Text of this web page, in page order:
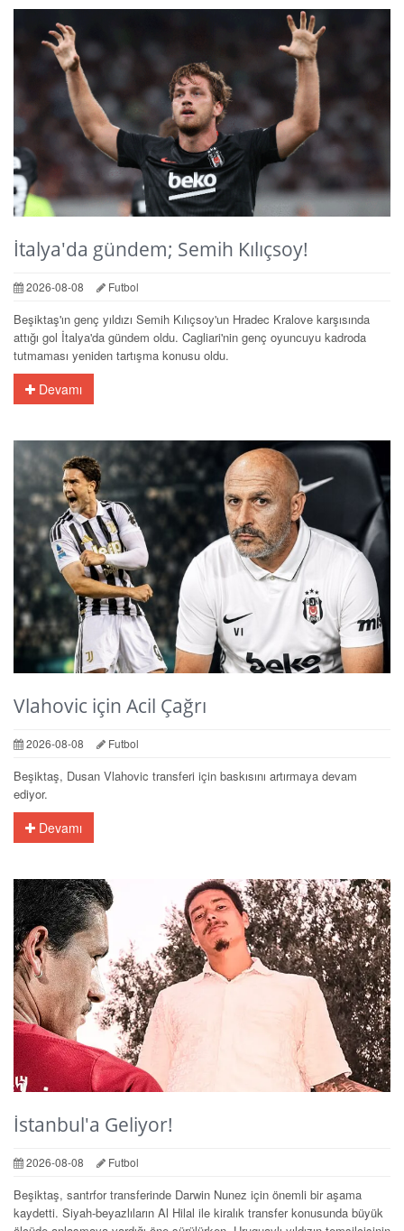
İtalya'da gündem; Semih Kılıçsoy!
2026-08-08 Futbol
Beşiktaş'ın genç yıldızı Semih Kılıçsoy'un Hradec Kralove karşısında
attığı gol İtalya'da gündem oldu. Cagliari'nin genç oyuncuyu kadroda
tutmaması yeniden tartışma konusu oldu.
Devamı
Vlahovic için Acil Çağrı
2026-08-08 Futbol
Beşiktaş, Dusan Vlahovic transferi için baskısını artırmaya devam
ediyor.
Devamı
İstanbul'a Geliyor!
2026-08-08 Futbol
Beşiktaş, santrfor transferinde Darwin Nunez için önemli bir aşama
kaydetti. Siyah-beyazlıların Al Hilal ile kiralık transfer konusunda büyük